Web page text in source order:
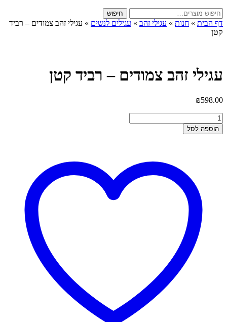
חיפוש
עבור:
חיפוש
דף הבית » חנות » עגילי זהב » עגילים לנשים » עגילי זהב צמודים – רביד
קטן
עגילי זהב צמודים – רביד קטן
₪598.00
כמות
של
עגילי
הוספה לסל